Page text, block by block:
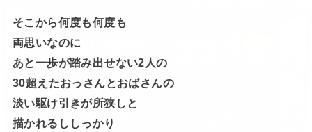
そこから何度も何度も
両思いなのに
あと一歩が踏み出せない2人の
30超えたおっさんとおばさんの
淡い駆け引きが所狭しと
描かれるししっかり